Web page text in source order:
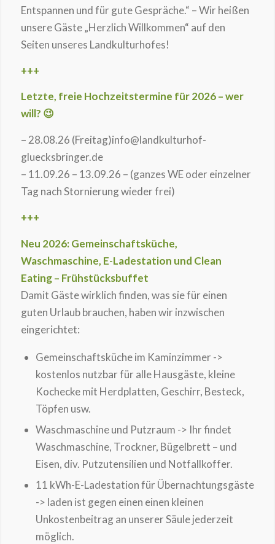
Entspannen und für gute Gespräche.“ – Wir heißen
unsere Gäste „Herzlich Willkommen“ auf den
Seiten unseres Landkulturhofes!
+++
Letzte, freie Hochzeitstermine für 2026 – wer
will? 😉
– 28.08.26 (Freitag)info@landkulturhof-
gluecksbringer.de
– 11.09.26 – 13.09.26 – (ganzes WE oder einzelner
Tag nach Stornierung wieder frei)
+++
Neu 2026: Gemeinschaftsküche,
Waschmaschine, E-Ladestation und Clean
Eating – Frühstücksbuffet
Damit Gäste wirklich finden, was sie für einen
guten Urlaub brauchen, haben wir inzwischen
eingerichtet:
Gemeinschaftsküche im Kaminzimmer ->
kostenlos nutzbar für alle Hausgäste, kleine
Kochecke mit Herdplatten, Geschirr, Besteck,
Töpfen usw.
Waschmaschine und Putzraum -> Ihr findet
Waschmaschine, Trockner, Bügelbrett – und
Eisen, div. Putzutensilien und Notfallkoffer.
11 kWh-E-Ladestation für Übernachtungsgäste
-> laden ist gegen einen einen kleinen
Unkostenbeitrag an unserer Säule jederzeit
möglich.